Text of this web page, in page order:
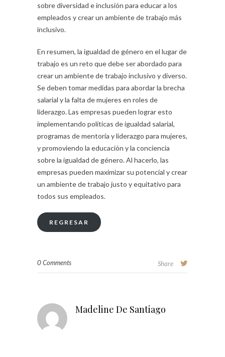
sobre diversidad e inclusión para educar a los
empleados y crear un ambiente de trabajo más
inclusivo.
En resumen, la igualdad de género en el lugar de
trabajo es un reto que debe ser abordado para
crear un ambiente de trabajo inclusivo y diverso.
Se deben tomar medidas para abordar la brecha
salarial y la falta de mujeres en roles de
liderazgo. Las empresas pueden lograr esto
implementando políticas de igualdad salarial,
programas de mentoría y liderazgo para mujeres,
y promoviendo la educación y la conciencia
sobre la igualdad de género. Al hacerlo, las
empresas pueden maximizar su potencial y crear
un ambiente de trabajo justo y equitativo para
todos sus empleados.
REGRESAR
0 Comments Share
Madeline De Santiago